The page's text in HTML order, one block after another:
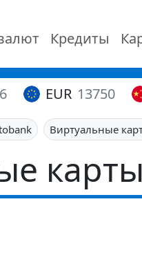
Кредиты
EUR 13750
Виртуальные